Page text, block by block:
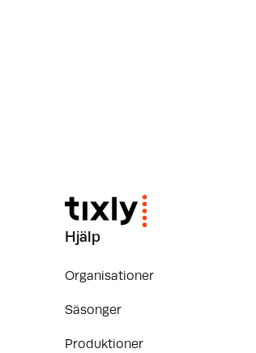
Hjälp
Organisationer
Säsonger
Produktioner